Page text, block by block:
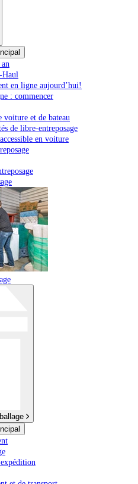
Haul
en ligne aujourd’hui!
: commencer
voiture et de bateau
de libre-entreposage
en voiture